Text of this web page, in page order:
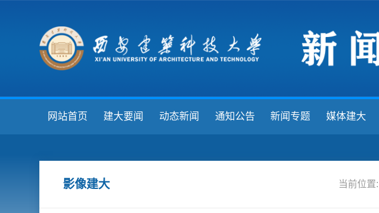
网站首页 建大要闻 动态新闻 通知公告 新闻专题 媒体建大
影像建大 当前位置: